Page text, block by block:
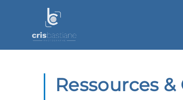
Ressources &